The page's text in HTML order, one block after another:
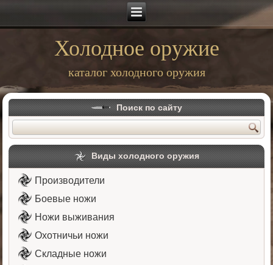
Холодное оружие
каталог холодного оружия
Поиск по сайту
Виды холодного оружия
Производители
Боевые ножи
Ножи выживания
Охотничьи ножи
Складные ножи